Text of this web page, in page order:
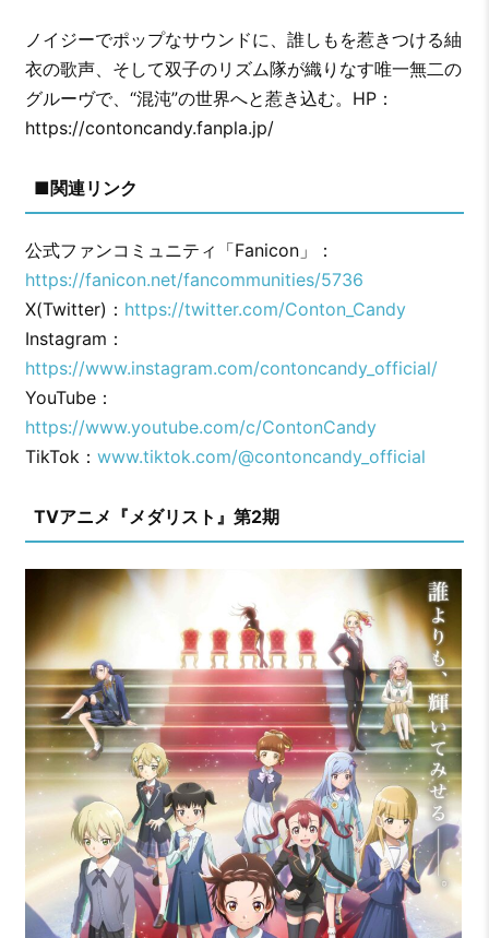
ノイジーでポップなサウンドに、誰しもを惹きつける紬
衣の歌声、そして双子のリズム隊が織りなす唯一無二の
グルーヴで、“混沌”の世界へと惹き込む。HP：
https://contoncandy.fanpla.jp/
■関連リンク
公式ファンコミュニティ「Fanicon」：
https://fanicon.net/fancommunities/5736
X(Twitter)： https://twitter.com/Conton_Candy
Instagram：
https://www.instagram.com/contoncandy_official/
YouTube：
https://www.youtube.com/c/ContonCandy
TikTok： www.tiktok.com/@contoncandy_official
TVアニメ『メダリスト』第2期